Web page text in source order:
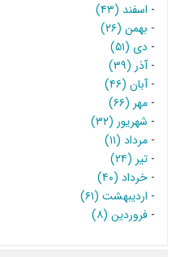
- اسفند (۴۳)
- بهمن (۲۶)
- دی (۵۱)
-آذر (۳۹)
-آبان (۴۶)
- مهر (۶۶)
- شهریور (۳۲)
- مرداد (۱۱)
- تیر (۲۴)
- خرداد (۴۰)
- اردیبهشت (۶۱)
- فروردین (۸)